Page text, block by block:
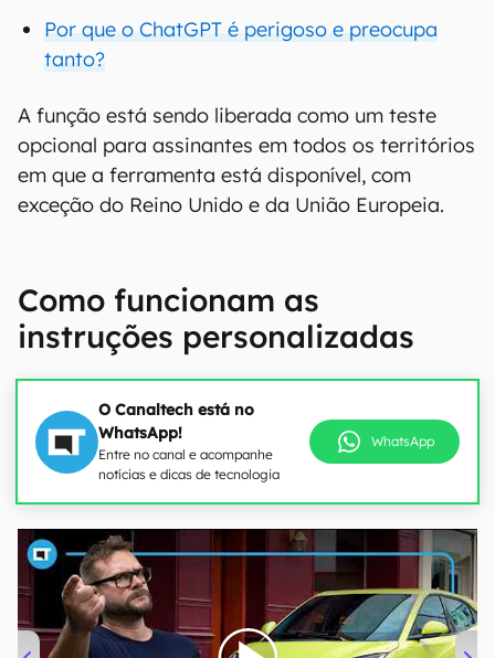
Por que o ChatGPT é perigoso e preocupa
tanto?
A função está sendo liberada como um teste
opcional para assinantes em todos os territórios
em que a ferramenta está disponível, com
exceção do Reino Unido e da União Europeia.
Como funcionam as
instruções personalizadas
O Canaltech está no
WhatsApp!
Entre no canal e acompanhe
notícias e dicas de tecnologia
WhatsApp